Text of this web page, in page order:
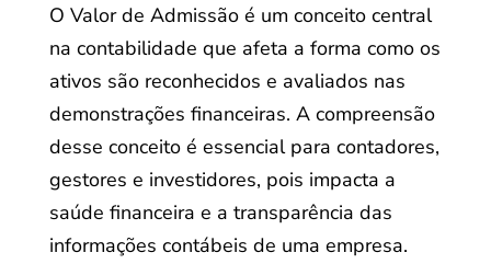
O Valor de Admissão é um conceito central
na contabilidade que afeta a forma como os
ativos são reconhecidos e avaliados nas
demonstrações financeiras. A compreensão
desse conceito é essencial para contadores,
gestores e investidores, pois impacta a
saúde financeira e a transparência das
informações contábeis de uma empresa.